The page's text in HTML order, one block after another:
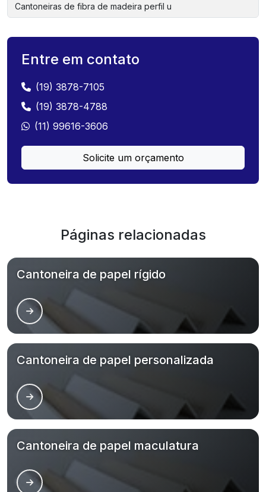
Cantoneiras de fibra de madeira perfil u
Entre em contato
(19) 3878-7105
(19) 3878-4788
(11) 99616-3606
Solicite um orçamento
Páginas relacionadas
Cantoneira de papel rígido
Cantoneira de papel personalizada
Cantoneira de papel maculatura